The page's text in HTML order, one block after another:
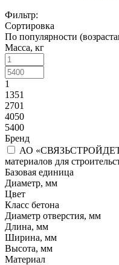
Фильтр:
Сортировка
По популярности
Масса, кг
1
1351
2701
4050
5400
Бренд
АО
материалов для
Базовая единица
Диаметр, мм
Цвет
Класс бетона
Диаметр отверстия, мм
Длина, мм
Ширина, мм
Высота, мм
Материал